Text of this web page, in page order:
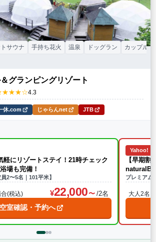
グランピングリゾート
4.3
サウナ 手持ち花火 温泉 ドッグラン カップル
休.com じゃらんnet JTB
軽にリゾートステイ！21時チェック
場も完備！
2〜5名｜101平米】
(税込) 22,000 /2名
空室確認・予約へ
Yahoo!ト
【早期
プレミアム
大人2名